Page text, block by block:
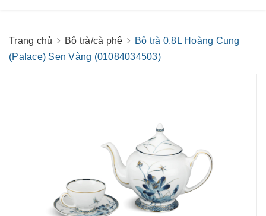
Trang chủ Bộ trà/cà phê
Bộ trà 0.8L Hoàng Cung
(Palace) Sen Vàng (01084034503)